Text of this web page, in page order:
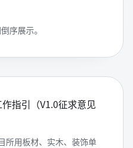
序展示。
指引（V1.0征求意见
所用板材、实木、装饰单